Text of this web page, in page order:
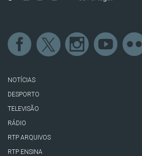
NOTÍCIAS
DESPORTO
TELEVISÃO
RÁDIO
RTP ARQUIVOS
RTP ENSINA